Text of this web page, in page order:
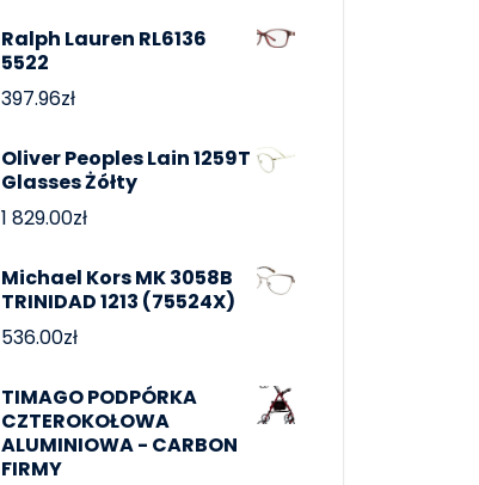
Ralph Lauren RL6136
5522
397.96zł
Oliver Peoples Lain 1259T
Glasses Żółty
1 829.00zł
Michael Kors MK 3058B
TRINIDAD 1213 (75524X)
536.00zł
TIMAGO PODPÓRKA
CZTEROKOŁOWA
ALUMINIOWA - CARBON
FIRMY